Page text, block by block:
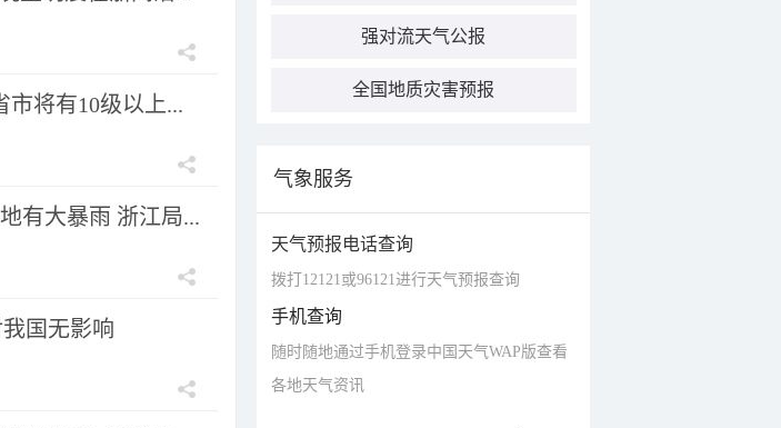
市将有10级以上...
有大暴雨 浙江局...
国无影响
强对流天气公报
全国地质灾害预报
气象服务
天气预报电话查询
拨打12121或96121进行天气预报查询
手机查询
随时随地通过手机登录中国天气WAP版查看
各地天气资讯